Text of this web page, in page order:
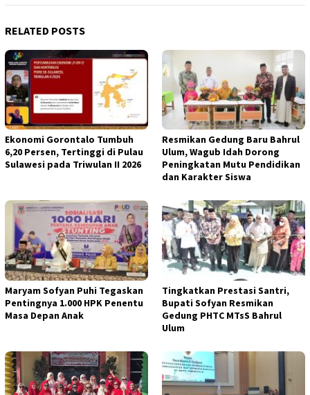
RELATED POSTS
Ekonomi Gorontalo Tumbuh
6,20 Persen, Tertinggi di Pulau
Sulawesi pada Triwulan II 2026
Resmikan Gedung Baru Bahrul
Ulum, Wagub Idah Dorong
Peningkatan Mutu Pendidikan
dan Karakter Siswa
Maryam Sofyan Puhi Tegaskan
Pentingnya 1.000 HPK Penentu
Masa Depan Anak
Tingkatkan Prestasi Santri,
Bupati Sofyan Resmikan
Gedung PHTC MTsS Bahrul
Ulum